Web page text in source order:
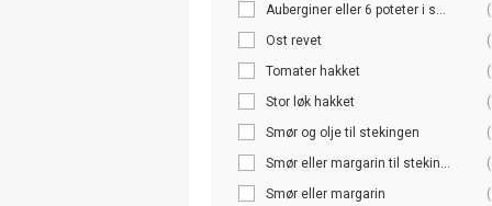
Auberginer eller 6 poteter i s...
Ost revet
Tomater hakket
Stor løk hakket
Smør og olje til stekingen
Smør eller margarin til stekin...
Smør eller margarin